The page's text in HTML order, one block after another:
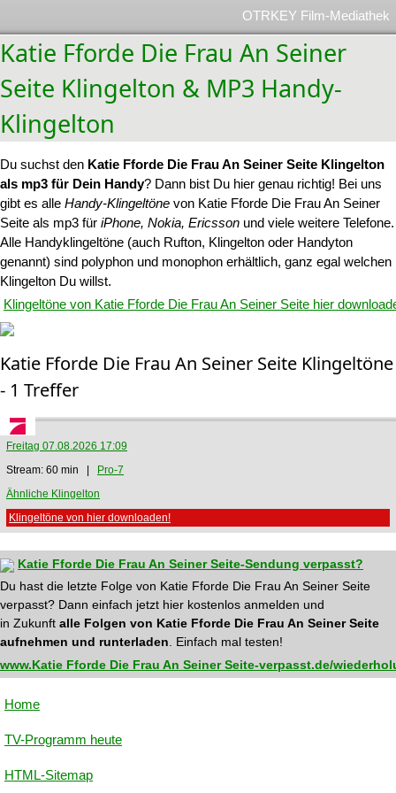
OTRKEY Film-Mediathek
Katie Fforde Die Frau An Seiner
Seite Klingelton & MP3 Handy-
Klingelton
Du suchst den Katie Fforde Die Frau An Seiner Seite Klingelton
als mp3 für Dein Handy? Dann bist Du hier genau richtig! Bei uns
gibt es alle Handy-Klingeltöne von Katie Fforde Die Frau An Seiner
Seite als mp3 für iPhone, Nokia, Ericsson und viele weitere Telefone.
Alle Handyklingeltöne (auch Rufton, Klingelton oder Handyton
genannt) sind polyphon und monophon erhältlich, ganz egal welchen
Klingelton Du willst.
Klingeltöne von Katie Fforde Die Frau An Seiner Seite hier
Katie Fforde Die Frau An Seiner Seite Klingeltöne
- 1 Treffer
Freitag 07.08.2026 17:09
Stream: 60 min |
Pro-7
Ähnliche Klingelton
Klingeltöne von hier downloaden!
Katie Fforde Die Frau An Seiner Seite-Sendung verpasst?
Du hast die letzte Folge von Katie Fforde Die Frau An Seiner Seite
verpasst? Dann einfach jetzt hier kostenlos anmelden und
in Zukunft alle Folgen von Katie Fforde Die Frau An Seiner Seite
aufnehmen und runterladen . Einfach mal testen!
www.Katie Fforde Die Frau An Seiner Seite-verpasst.de/
Home
TV-Programm heute
HTML-Sitemap